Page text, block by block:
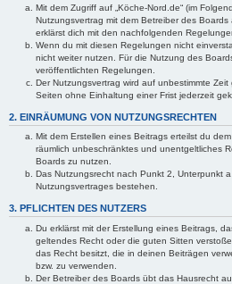
Mit dem Zugriff auf „Köche-Nord.de“ (im
Nutzungsvertrag mit dem Betreiber des Boards
erklärst dich mit den nachfolgenden
Wenn du mit diesen Regelungen nicht
nicht weiter nutzen. Für die Nutzung des
veröffentlichten Regelungen.
Der Nutzungsvertrag wird auf unbestimmte
Seiten ohne Einhaltung einer Frist jederzeit
2. EINRÄUMUNG VON NUTZUNGSRECHTEN
Mit dem Erstellen eines Beitrags erteilst du
räumlich unbeschränktes und unentgeltliches
Boards zu nutzen.
Das Nutzungsrecht nach Punkt 2, Unterpunkt
Nutzungsvertrages bestehen.
3. PFLICHTEN DES NUTZERS
Du erklärst mit der Erstellung eines Beitrags,
geltendes Recht oder die guten Sitten
das Recht besitzt, die in deinen Beiträgen
bzw. zu verwenden.
Der Betreiber des Boards übt das Hausrecht